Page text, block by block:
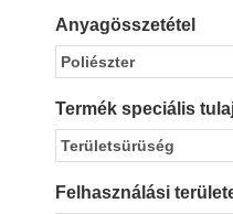
Anyagösszetétel
Poliészter
Termék speciális
Területsürüség
Felhasználási